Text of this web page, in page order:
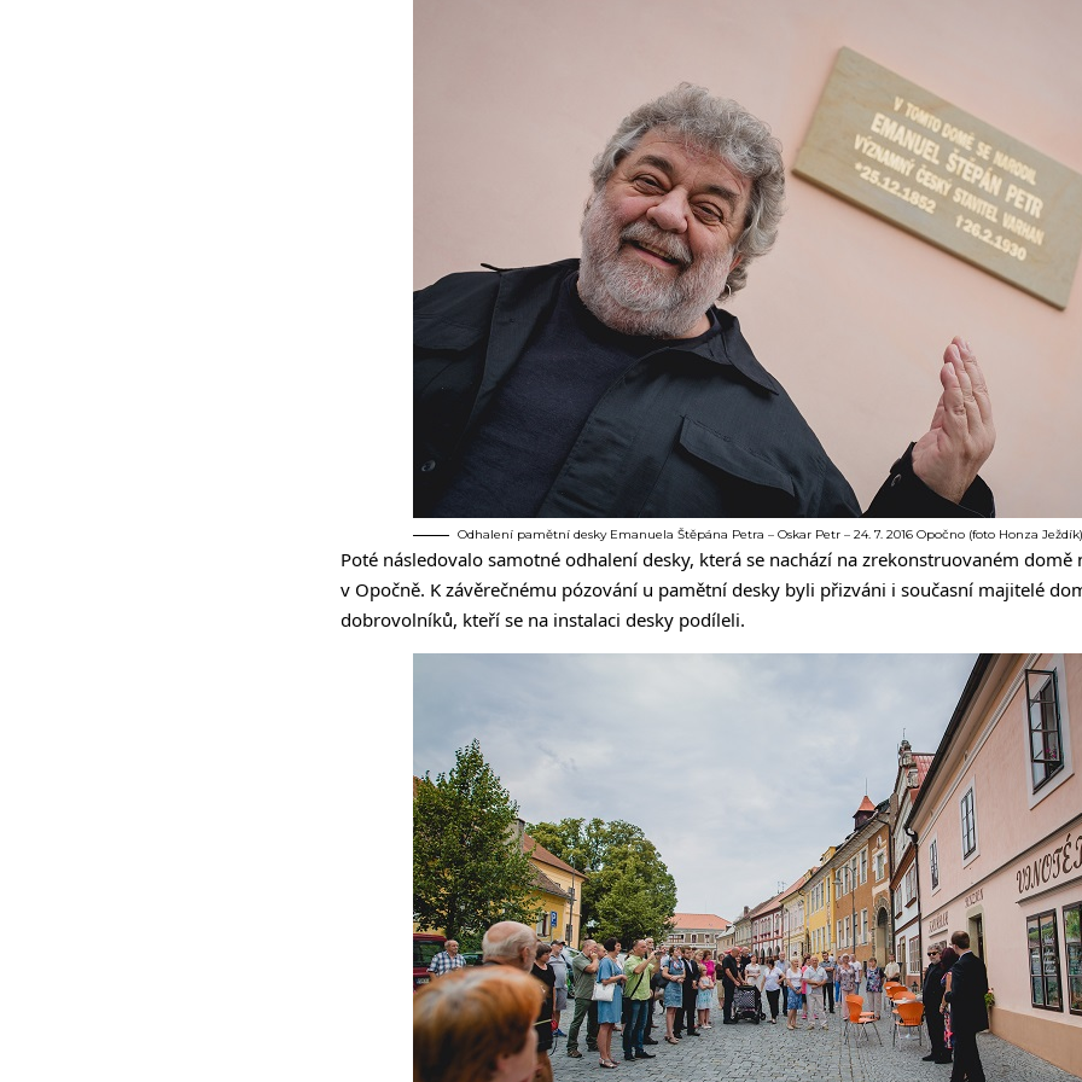
Odhalení pamětní desky Emanuela Štěpána Petra – Oskar Petr – 24. 7. 2016 Opočno (foto Honza Ježdík)
Poté následovalo samotné odhalení desky, která se nachází na zrekonstruovaném domě
v Opočně. K závěrečnému pózování u pamětní desky byli přizváni i současní majitelé
dobrovolníků, kteří se na instalaci desky podíleli.